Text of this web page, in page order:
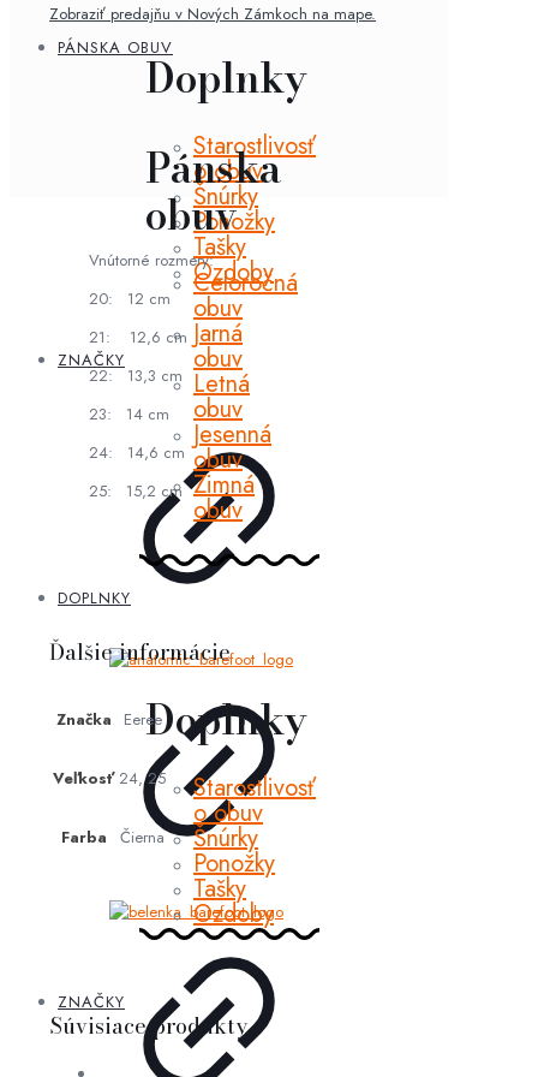
Doplnky
Starostlivosť
o obuv
Šnúrky
Ponožky
Tašky
Ozdoby
ZNAČKY
PÁNSKA OBUV
Pánska
obuv
Celoročná
obuv
Jarná
obuv
Letná
obuv
Jesenná
obuv
Zimná
obuv
DOPLNKY
Doplnky
Starostlivosť
o obuv
Šnúrky
Ponožky
Tašky
Ozdoby
ZNAČKY
Zobraziť predajňu v Nových Zámkoch na mape.
Vnútorné rozmery:
20: 12 cm
21: 12,6 cm
22: 13,3 cm
23: 14 cm
24: 14,6 cm
25: 15,2 cm
Ďalšie informácie
Značka Eeree
Veľkosť 24, 25
Farba Čierna
Súvisiace produkty